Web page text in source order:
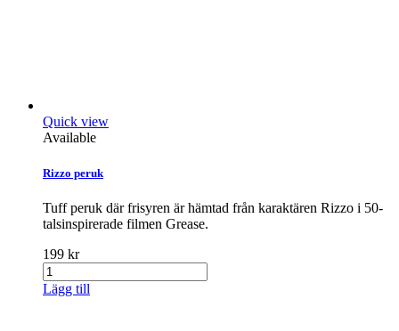
Quick view
Available
Rizzo peruk
Tuff peruk där frisyren är hämtad från karaktären Rizzo i 50-
talsinspirerade filmen Grease.
199 kr
Lägg till